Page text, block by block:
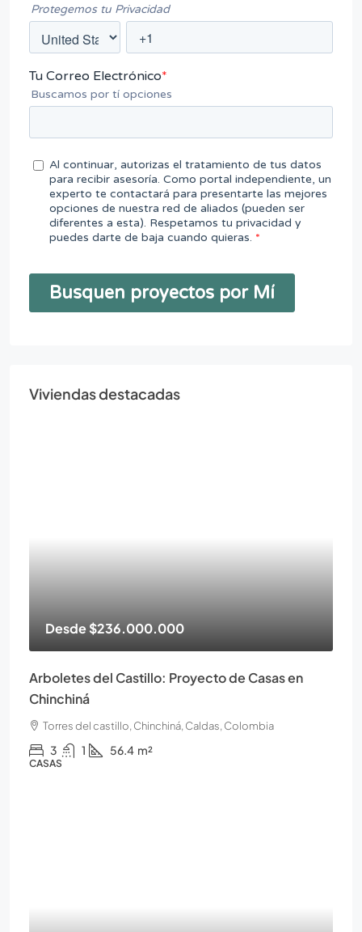
Viviendas destacadas
Desde$236.000.000
Arboletes del Castillo: Proyecto de Casas en
Chinchiná
Torres del castillo, Chinchiná, Caldas, Colombia
3 1 56.4 m²
CASAS